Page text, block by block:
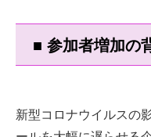
■ 参加者増加の
新型コロナウイルスの